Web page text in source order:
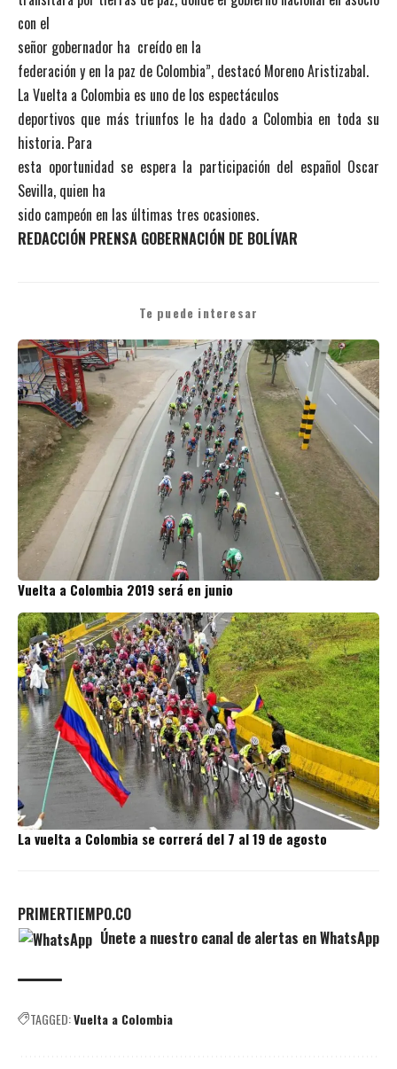
con el
señor gobernador ha creído en la
federación y en la paz de Colombia”, destacó Moreno Aristizabal.
La Vuelta a Colombia es uno de los espectáculos
deportivos que más triunfos le ha dado a Colombia en toda su
historia. Para
esta oportunidad se espera la participación del español Oscar
Sevilla, quien ha
sido campeón en las últimas tres ocasiones.
REDACCIÓN PRENSA GOBERNACIÓN DE BOLÍVAR
Te puede interesar
Vuelta a Colombia 2019 será en junio
La vuelta a Colombia se correrá del 7 al 19 de agosto
PRIMERTIEMPO.CO
Únete a nuestro canal de alertas en WhatsApp
TAGGED:Vuelta a Colombia